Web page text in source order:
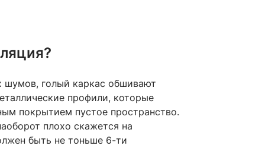
шумов, голый каркас обшивают
профили, которые
покрытием пустое пространство.
плохо скажется на
быть не тоньше 6-ти